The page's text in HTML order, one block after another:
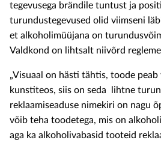
tegevusega brändile tuntust ja
turundustegevused olid viimseni
et alkoholimüüjana on
Valdkond on lihtsalt niivõrd
„Visuaal on hästi tähtis, toode peab
kunstiteos, siis on seda lihtne
reklaamiseaduse nimekiri on nagu
võib teha toodetega, mis on
aga ka alkoholivabasid tooteid